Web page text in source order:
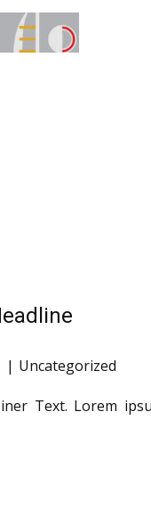
Uncategorized
Text. Lorem